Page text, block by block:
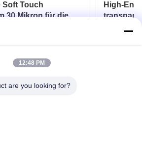
Soft Touch
30 Mikron für die
High-
Mikron -
12:48 PM
are you looking for?